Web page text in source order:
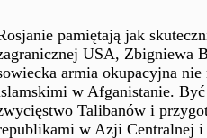
pamiętają jak
USA, Zbigniewa
armia okupacyjna nie
w Afganistanie.
Talibanów i
w Azji Centralnej